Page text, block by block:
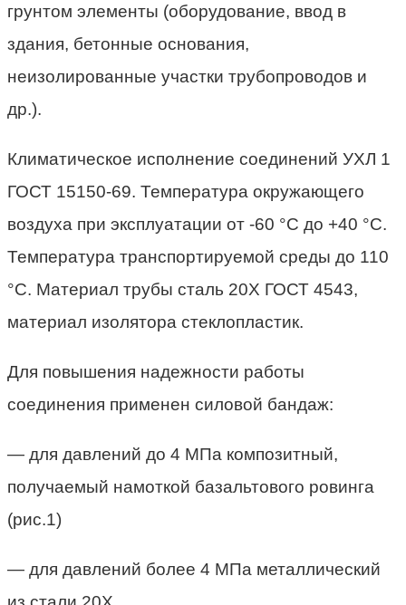
грунтом элементы (оборудование, ввод в
здания, бетонные основания,
неизолированные участки трубопроводов и
др.).
Климатическое исполнение соединений УХЛ 1
ГОСТ 15150-69. Температура окружающего
воздуха при эксплуатации от -60 °С до +40 °С.
Температура транспортируемой среды до 110
°С. Материал трубы сталь 20Х ГОСТ 4543,
материал изолятора стеклопластик.
Для повышения надежности работы
соединения применен силовой бандаж:
— для давлений до 4 МПа композитный,
получаемый намоткой базальтового ровинга
(рис.1)
— для давлений более 4 МПа металлический